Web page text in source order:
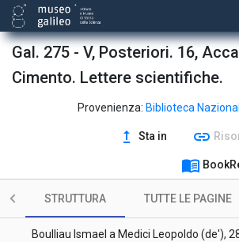
Gal. 275 - V, Posteriori. 16,
Cimento. Lettere scientifiche.
Provenienza: Biblioteca
upgrade Sta in link
menu_book
STRUTTURA TUTTE LE PAGINE
Boulliau Ismael a Medici Leopoldo (de'),
Kircher Athanasius a Medici Leopoldo
Boulliau Ismael a Medici Leopoldo (de'),
Del Buono Paolo a Medici Leopoldo (de'),
Boulliau Ismael a Medici Leopoldo (de'),
Boulliau Ismael a Medici Leopoldo (de'),